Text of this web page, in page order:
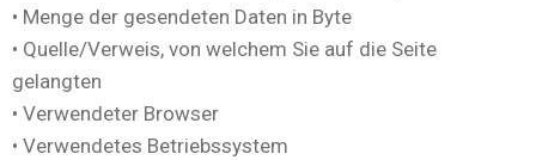
• Menge der gesendeten Daten in Byte
• Quelle/Verweis, von welchem Sie auf die Seite
gelangten
• Verwendeter Browser
• Verwendetes Betriebssystem